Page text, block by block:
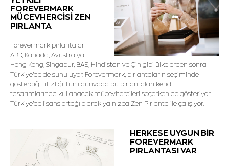
FOREVERMARK
MÜCEVHERCİSİ ZEN
PIRLANTA
Forevermark pırlantaları
ABD, Kanada, Avustralya,
Hong Kong, Singapur, BAE, Hindistan ve Çin gibi ülkelerden sonra
Türkiye'de de sunuluyor. Forevermark, pırlantaların seçiminde
gösterdiği titizliği, tüm dünyada bu pırlantaları kendi
tasarımlarında kullanacak mücevhercileri seçerken de gösteriyor.
Türkiye'de lisans ortağı olarak yalnızca Zen Pırlanta ile çalışıyor.
HERKESE UYGUN BİR
FOREVERMARK
PIRLANTASI VAR